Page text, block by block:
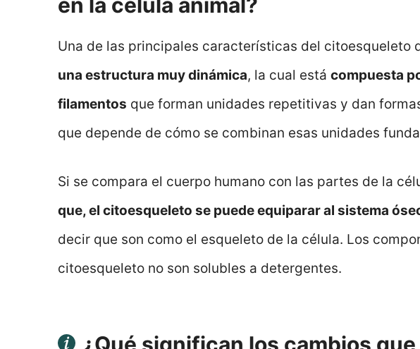
Una de las principales características del citoesqueleto
una estructura muy dinámica, la cual está compuesta
filamentos que forman unidades repetitivas y dan
que depende de cómo se combinan esas unidades
Si se compara el cuerpo humano con las partes de la
que, el citoesqueleto se puede equiparar al sistema
decir que son como el esqueleto de la célula. Los
citoesqueleto no son solubles a detergentes.
¿Qué significan los cambios